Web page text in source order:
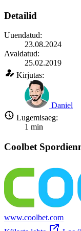
Detailid
Uuendatud:
23.08.2024
Avaldatud:
25.02.2019
Kirjutas:
Daniel
Lugemisaeg:
1 min
Coolbet
www.coolbet.com